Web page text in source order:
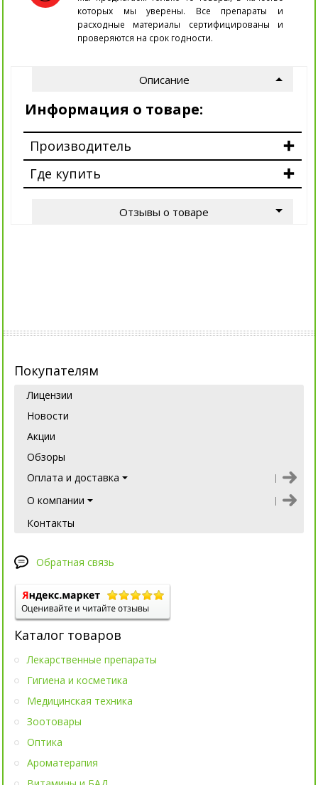
которых мы уверены. Все препараты и
расходные материалы сертифицированы и
проверяются на срок годности.
Описание
Информация о товаре:
Производитель
Где купить
Отзывы о товаре
Покупателям
Лицензии
Новости
Акции
Обзоры
Оплата и доставка
О компании
Контакты
Обратная связь
Каталог товаров
Лекарственные препараты
Гигиена и косметика
Медицинская техника
Зоотовары
Оптика
Ароматерапия